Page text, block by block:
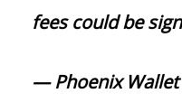
fees could be
— Phoenix